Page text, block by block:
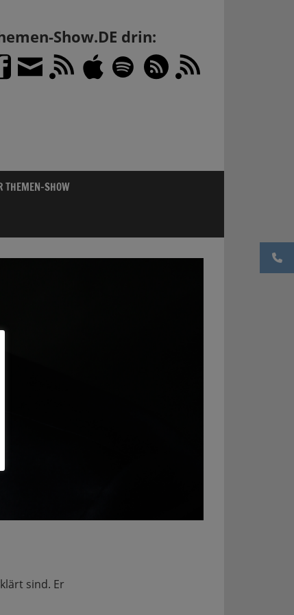
Show.DE drin:
THEMEN-SHOW
sind. Er